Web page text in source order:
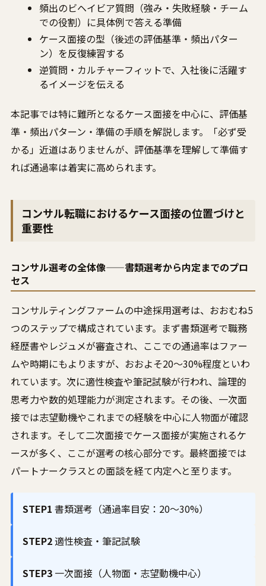
頻出のビヘイビア質問（強み・失敗経験・チーム
での役割）に具体例で答える準備
ケース面接の型（後述の評価基準・頻出パター
ン）を反復練習する
逆質問・カルチャーフィットで、入社後に活躍す
るイメージを伝える
本記事では特に難所となるケース面接を中心に、評価基
準・頻出パターン・準備の手順を解説します。「必ず受
かる」近道はありませんが、評価基準を理解して準備す
れば通過率は着実に高められます。
コンサル転職におけるケース面接の位置づけと
重要性
コンサル選考の全体像——書類選考から内定までのプロ
セス
コンサルティングファームの中途採用選考は、おおむね5
つのステップで構成されています。まず書類選考で職務
経歴書やレジュメが審査され、ここでの通過率はファー
ムや時期にもよりますが、おおよそ20〜30%程度といわ
れています。次に適性検査や筆記試験が行われ、論理的
思考力や数的処理能力が測定されます。その後、一次面
接では志望動機やこれまでの経験を中心に人物面が確認
されます。そして二次面接でケース面接が実施されるケ
ースが多く、ここが選考の核心部分です。最終面接では
パートナークラスとの面談を経て内定へと至ります。
STEP1 書類選考（通過率目安：20〜30%）
STEP2適性検査・筆記試験
STEP3一次面接（人物面・志望動機中心）